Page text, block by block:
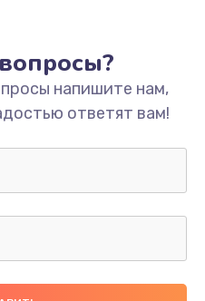
напишите нам,
ответят вам!